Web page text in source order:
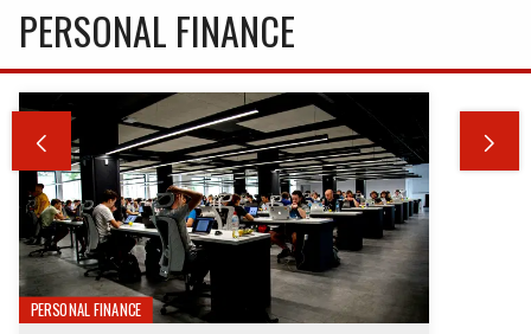
PERSONAL FINANCE
 
PERSONAL FINANCE